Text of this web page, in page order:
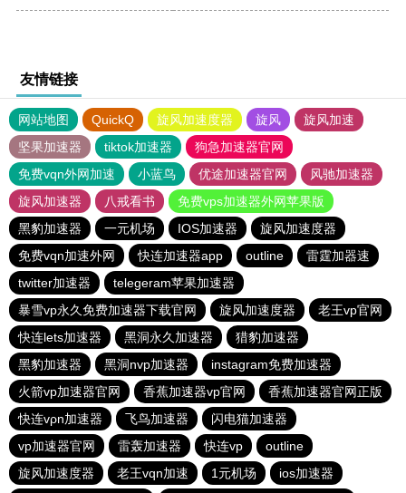
友情链接
网站地图 QuickQ 旋风加速度器 旋风
旋风加速
坚果加速器
tiktok加速器
狗急加速器官网
免费vqn外网加速
小蓝鸟 优途加速器官网
风驰加速器
旋风加速器
八戒看书
免费vps加速器外网苹果版
黑豹加速器
一元机场 IOS加速器
旋风加速度器
免费vqn加速外网
快连加速器app outline
雷霆加器速
twitter加速器
telegeram苹果加速器
暴雪vp永久免费加速器下载官网
旋风加速度器
老王vp官网
快连lets加速器
黑洞永久加速器
猎豹加速器
黑豹加速器
黑洞nvp加速器
instagram免费加速器
火箭vp加速器官网
香蕉加速器vp官网
香蕉加速器官网正版
快连vρn加速器
飞鸟加速器
闪电猫加速器
vp加速器官网
雷轰加速器 快连vp
outline
旋风加速度器
老王vqn加速 1元机场 ios加速器